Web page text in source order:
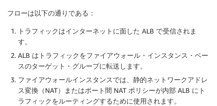
フローは以下の通りである：
トラフィックはインターネットに面した ALB で受信されま
す。
ALB はトラフィックをファイアウォール・インスタンス・ベー
スのターゲット・グループに転送します。
ファイアウォールインスタンスでは、静的ネットワークアドレ
ス変換（NAT）またはポート間 NAT ポリシーが内部 ALB にト
ラフィックをルーティングするために使用されます。